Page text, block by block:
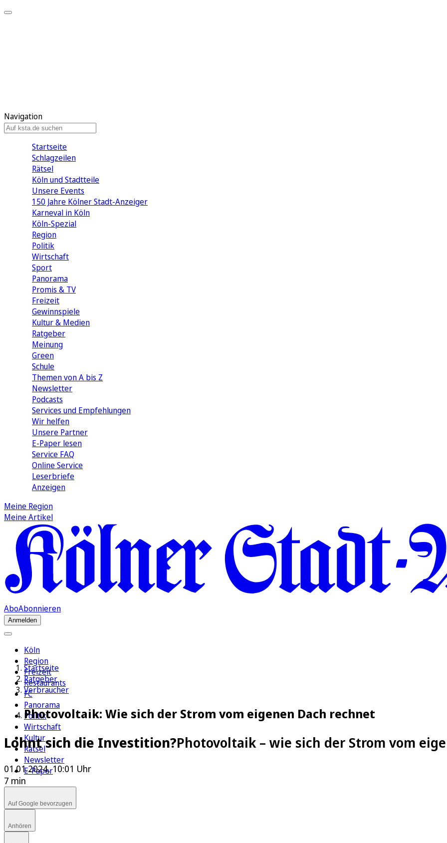
Navigation
Startseite
Schlagzeilen
Rätsel
Köln und Stadtteile
Unsere Events
150 Jahre Kölner Stadt-Anzeiger
Karneval in Köln
Köln-Spezial
Region
Politik
Wirtschaft
Sport
Panorama
Promis & TV
Freizeit
Gewinnspiele
Kultur & Medien
Ratgeber
Meinung
Green
Schule
Themen von A bis Z
Newsletter
Podcasts
Services und Empfehlungen
Wir helfen
Unsere Partner
E-Paper lesen
Service FAQ
Online Service
Leserbriefe
Anzeigen
Meine Region
Meine Artikel
AboAbonnieren
Anmelden
Köln
Region
Freizeit
Restaurants
FC
Panorama
Politik
Wirtschaft
Kultur
Rätsel
Newsletter
E-Paper
Startseite
Ratgeber
Verbraucher
Photovoltaik: Wie sich der Strom vom eigenen Dach rechnet
Lohnt sich die Investition?Photovoltaik – wie sich der Strom vom
01.01.2024, 10:01 Uhr
7 min
Auf Google bevorzugen
Anhören